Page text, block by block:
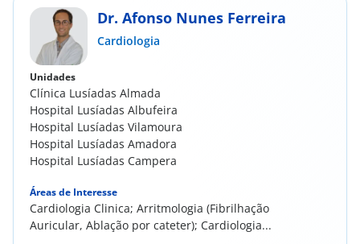
Dr. Afonso Nunes Ferreira
Cardiologia
Unidades
Clínica Lusíadas Almada
Hospital Lusíadas Albufeira
Hospital Lusíadas Vilamoura
Hospital Lusíadas Amadora
Hospital Lusíadas Campera
Áreas de Interesse
Cardiologia Clinica; Arritmologia (Fibrilhação
Auricular, Ablação por cateter); Cardiologia...